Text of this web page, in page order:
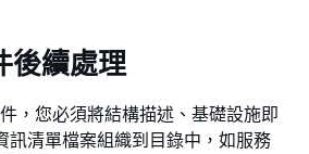
後續處理
，您必須將結構描述、基礎設施即
訊清單檔案組織到目錄中，如服務